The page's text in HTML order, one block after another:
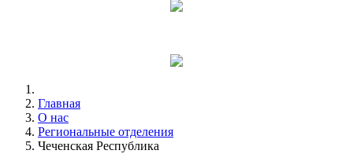
Главная
О нас
Региональные отделения
Чеченская Республика